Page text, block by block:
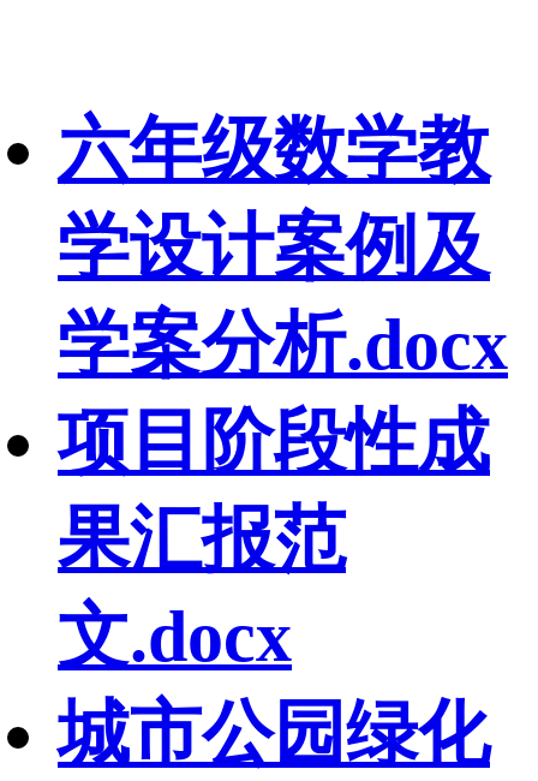
六年级数学教
学设计案例及
学案分析.docx
项目阶段性成
果汇报范
文.docx
城市公园绿化